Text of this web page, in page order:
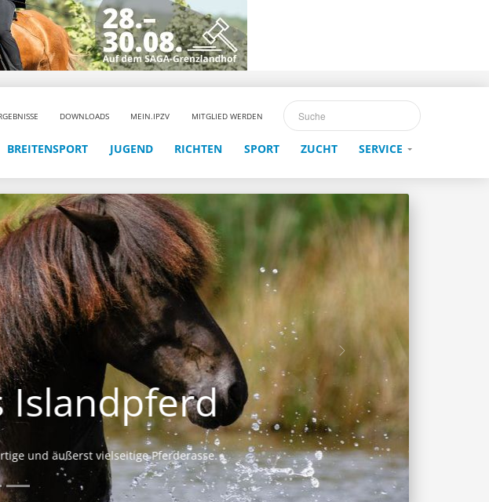
DOWNLOADS MEIN.IPZV MITGLIED WERDEN
BREITENSPORT JUGEND RICHTEN SPORT ZUCHT SERVICE
Pferderasse.